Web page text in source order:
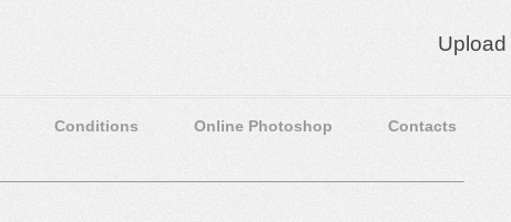
Upload
Conditions Online Photoshop Contacts